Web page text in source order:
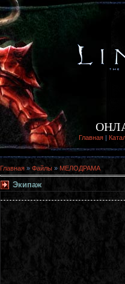
Главная |
Главная » Файлы » МЕЛОДРАМА
Экипаж